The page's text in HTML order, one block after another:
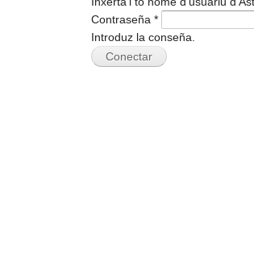
Contraseña *
Introduz la conseña.